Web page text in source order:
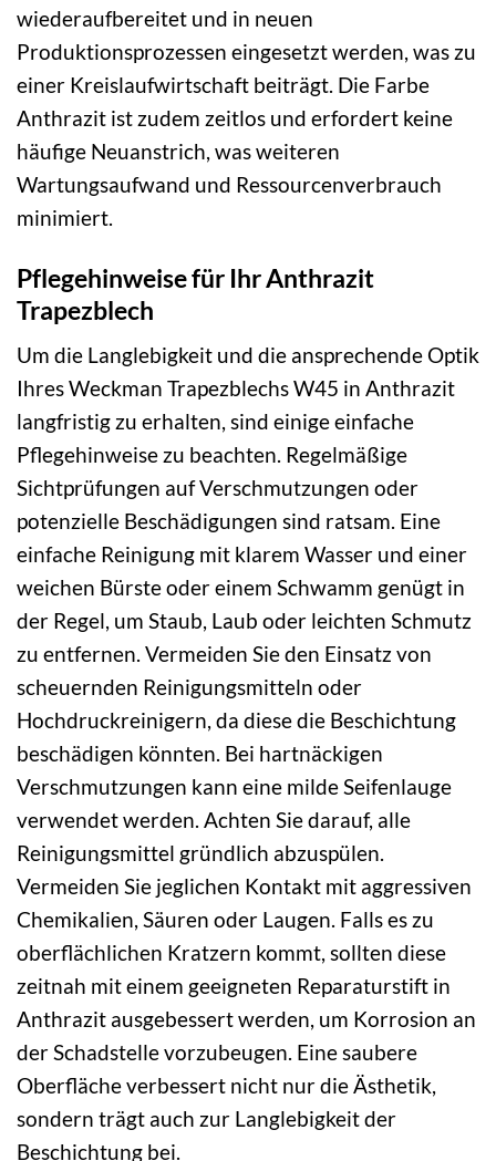
wiederaufbereitet und in neuen
Produktionsprozessen eingesetzt werden, was zu
einer Kreislaufwirtschaft beiträgt. Die Farbe
Anthrazit ist zudem zeitlos und erfordert keine
häufige Neuanstrich, was weiteren
Wartungsaufwand und Ressourcenverbrauch
minimiert.
Pflegehinweise für Ihr Anthrazit
Trapezblech
Um die Langlebigkeit und die ansprechende Optik
Ihres Weckman Trapezblechs W45 in Anthrazit
langfristig zu erhalten, sind einige einfache
Pflegehinweise zu beachten. Regelmäßige
Sichtprüfungen auf Verschmutzungen oder
potenzielle Beschädigungen sind ratsam. Eine
einfache Reinigung mit klarem Wasser und einer
weichen Bürste oder einem Schwamm genügt in
der Regel, um Staub, Laub oder leichten Schmutz
zu entfernen. Vermeiden Sie den Einsatz von
scheuernden Reinigungsmitteln oder
Hochdruckreinigern, da diese die Beschichtung
beschädigen könnten. Bei hartnäckigen
Verschmutzungen kann eine milde Seifenlauge
verwendet werden. Achten Sie darauf, alle
Reinigungsmittel gründlich abzuspülen.
Vermeiden Sie jeglichen Kontakt mit aggressiven
Chemikalien, Säuren oder Laugen. Falls es zu
oberflächlichen Kratzern kommt, sollten diese
zeitnah mit einem geeigneten Reparaturstift in
Anthrazit ausgebessert werden, um Korrosion an
der Schadstelle vorzubeugen. Eine saubere
Oberfläche verbessert nicht nur die Ästhetik,
sondern trägt auch zur Langlebigkeit der
Beschichtung bei.